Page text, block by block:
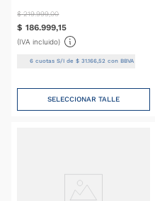
$ 219.999,00
$ 186.999,15
(IVA incluido)
6 cuotas S/I de$ 31.166,52 con BBVA
SELECCIONAR TALLE